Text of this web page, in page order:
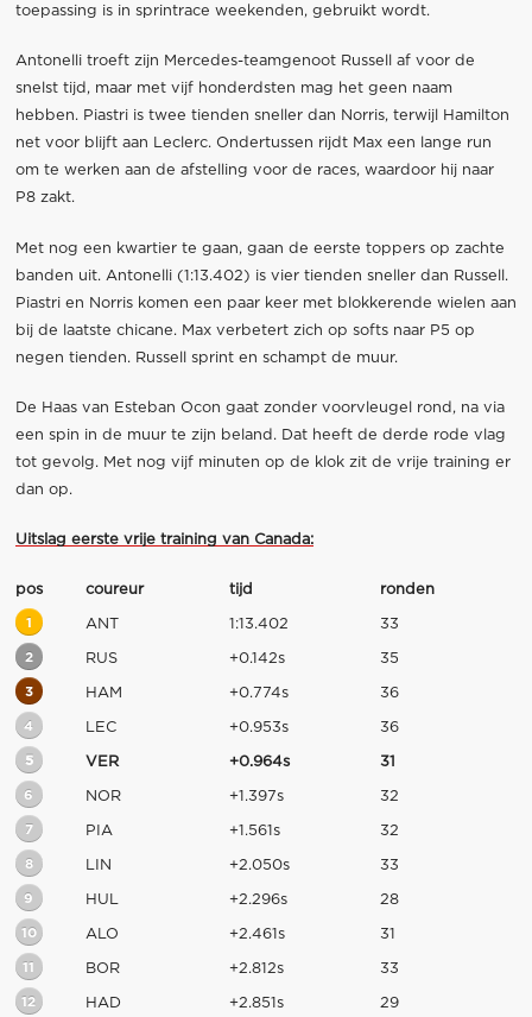
toepassing is in sprintrace weekenden, gebruikt wordt.
Antonelli troeft zijn Mercedes-teamgenoot Russell af voor de
snelst tijd, maar met vijf honderdsten mag het geen naam
hebben. Piastri is twee tienden sneller dan Norris, terwijl Hamilton
net voor blijft aan Leclerc. Ondertussen rijdt Max een lange run
om te werken aan de afstelling voor de races, waardoor hij naar
P8 zakt.
Met nog een kwartier te gaan, gaan de eerste toppers op zachte
banden uit. Antonelli (1:13.402) is vier tienden sneller dan Russell.
Piastri en Norris komen een paar keer met blokkerende wielen aan
bij de laatste chicane. Max verbetert zich op softs naar P5 op
negen tienden. Russell sprint en schampt de muur.
De Haas van Esteban Ocon gaat zonder voorvleugel rond, na via
een spin in de muur te zijn beland. Dat heeft de derde rode vlag
tot gevolg. Met nog vijf minuten op de klok zit de vrije training er
dan op.
Uitslag eerste vrije training van Canada:
pos coureur tijd ronden
1 ANT 1:13.402 33
2 RUS +0.142s 35
3 HAM +0.774s 36
4 LEC +0.953s 36
5 VER +0.964s 31
6 NOR +1.397s 32
7 PIA +1.561s 32
8 LIN +2.050s 33
9 HUL +2.296s 28
10 ALO +2.461s 31
11 BOR +2.812s 33
12 HAD +2.851s 29